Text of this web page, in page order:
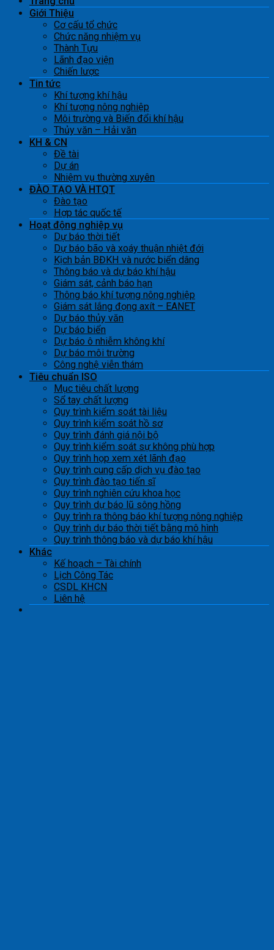
Giới Thiệu
Cơ cấu tổ chức
Chức năng nhiệm vụ
Thành Tựu
Lãnh đạo viện
Chiến lược
Tin tức
Khí tượng khí hậu
Khí tượng nông nghiệp
Môi trường và Biến đổi khí hậu
Thủy văn – Hải văn
KH & CN
Đề tài
Dự án
Nhiệm vụ thường xuyên
ĐÀO TẠO VÀ HTQT
Đào tạo
Hợp tác quốc tế
Hoạt động nghiệp vụ
Dự báo thời tiết
Dự báo bão và xoáy thuận nhiệt đới
Kịch bản BĐKH và nước biển dâng
Thông báo và dự báo khí hậu
Giám sát, cảnh báo hạn
Thông báo khí tượng nông nghiệp
Giám sát lắng đọng axít – EANET
Dự báo thủy văn
Dự báo biển
Dự báo ô nhiễm không khí
Dự báo môi trường
Công nghệ viễn thám
Tiêu chuẩn ISO
Mục tiêu chất lượng
Sổ tay chất lượng
Quy trình kiểm soát tài liệu
Quy trình kiểm soát hồ sơ
Quy trình đánh giá nội bộ
Quy trình kiểm soát sự không phù hợp
Quy trình họp xem xét lãnh đạo
Quy trình cung cấp dịch vụ đào tạo
Quy trình đào tạo tiến sĩ
Quy trình nghiên cứu khoa học
Quy trình dự báo lũ sông hồng
Quy trình ra thông báo khí tượng nông nghiệp
Quy trình dự báo thời tiết bằng mô hình
Quy trình thông báo và dự báo khí hậu
Khác
Kế hoạch – Tài chính
Lịch Công Tác
CSDL KHCN
Liên hệ